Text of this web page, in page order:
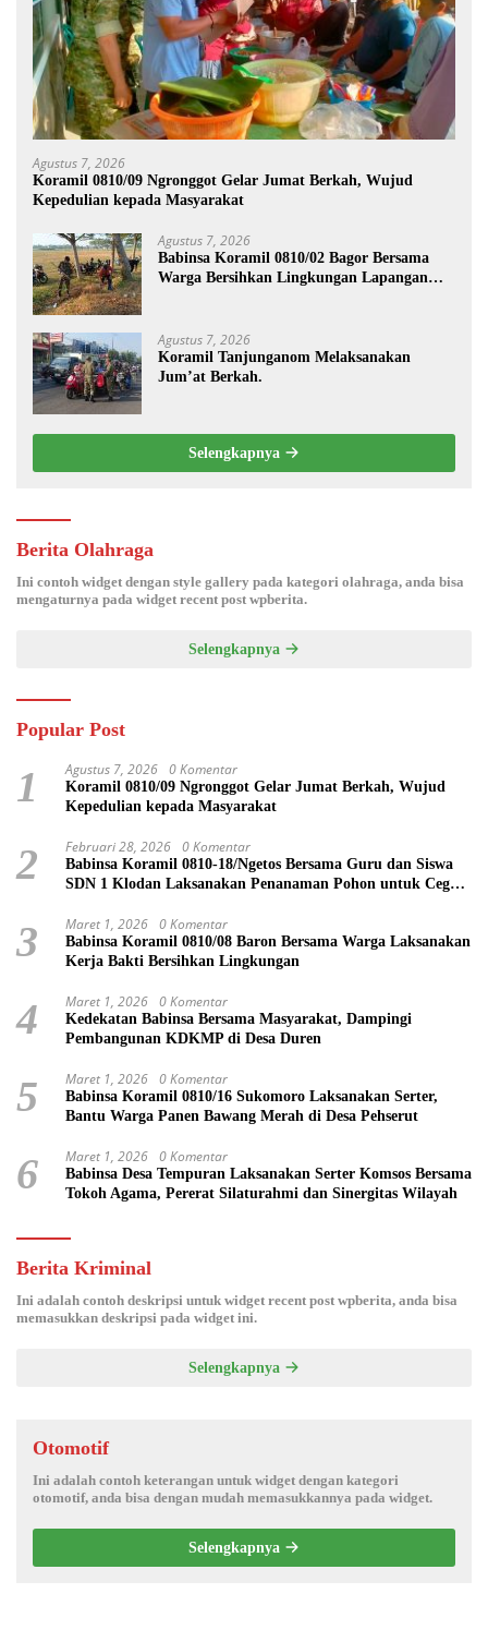
Agustus 7, 2026
Koramil 0810/09 Ngronggot Gelar Jumat Berkah, Wujud
Kepedulian kepada Masyarakat
Agustus 7, 2026
Babinsa Koramil 0810/02 Bagor Bersama
Warga Bersihkan Lingkungan Lapangan
Agustus 7, 2026
Koramil Tanjunganom Melaksanakan
Jum’at Berkah.
Selengkapnya
Berita Olahraga
Ini contoh widget dengan style gallery pada kategori olahraga, anda bisa
mengaturnya pada widget recent post wpberita.
Selengkapnya
Popular Post
1 Agustus 7, 2026 0 Komentar
Koramil 0810/09 Ngronggot Gelar Jumat Berkah, Wujud
Kepedulian kepada Masyarakat
2 Februari 28, 2026 0 Komentar
Babinsa Koramil 0810-18/Ngetos Bersama Guru dan Siswa
SDN 1 Klodan Laksanakan Penanaman Pohon untuk Cegah
3 Maret 1, 2026 0 Komentar
Babinsa Koramil 0810/08 Baron Bersama Warga Laksanakan
Kerja Bakti Bersihkan Lingkungan
4 Maret 1, 2026 0 Komentar
Kedekatan Babinsa Bersama Masyarakat, Dampingi
Pembangunan KDKMP di Desa Duren
5 Maret 1, 2026 0 Komentar
Babinsa Koramil 0810/16 Sukomoro Laksanakan Serter,
Bantu Warga Panen Bawang Merah di Desa Pehserut
6 Maret 1, 2026 0 Komentar
Babinsa Desa Tempuran Laksanakan Serter Komsos Bersama
Tokoh Agama, Pererat Silaturahmi dan Sinergitas Wilayah
Berita Kriminal
Ini adalah contoh deskripsi untuk widget recent post wpberita, anda bisa
memasukkan deskripsi pada widget ini.
Selengkapnya
Otomotif
Ini adalah contoh keterangan untuk widget dengan kategori
otomotif, anda bisa dengan mudah memasukkannya pada widget.
Selengkapnya